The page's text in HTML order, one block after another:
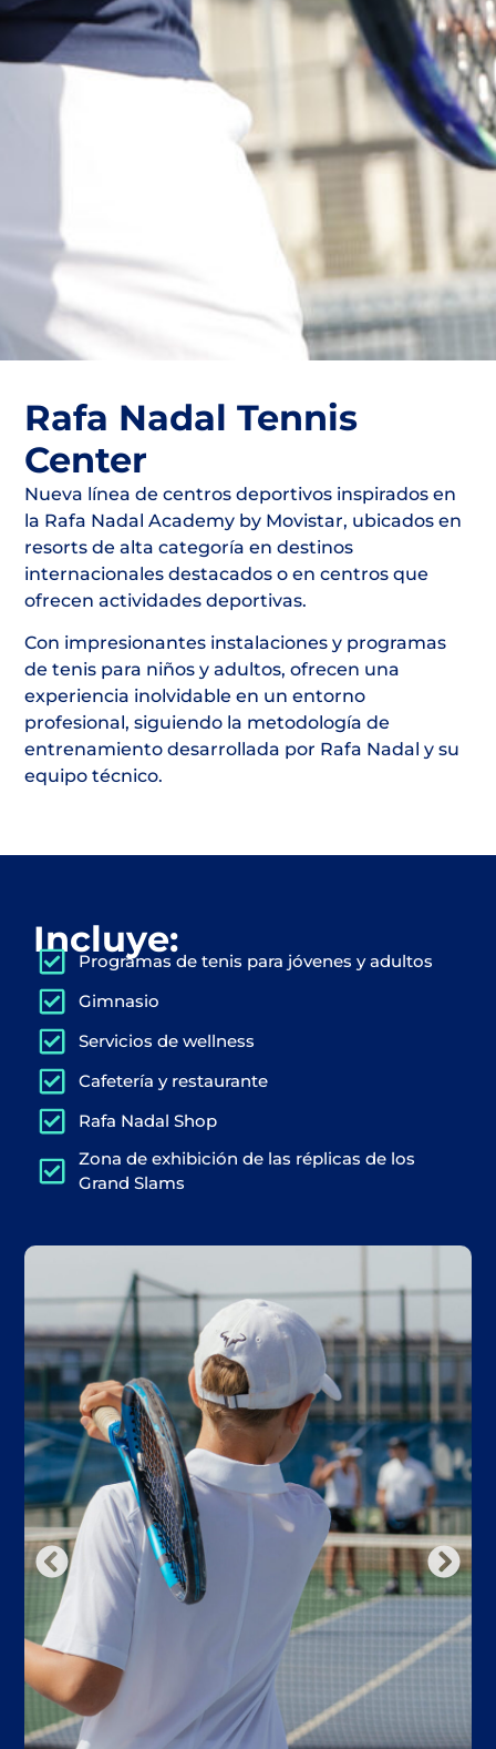
Rafa Nadal Tennis
Center
Nueva línea de centros deportivos inspirados en
la Rafa Nadal Academy by Movistar, ubicados en
resorts de alta categoría en destinos
internacionales destacados o en centros que
ofrecen actividades deportivas.
Con impresionantes instalaciones y programas
de tenis para niños y adultos, ofrecen una
experiencia inolvidable en un entorno
profesional, siguiendo la metodología de
entrenamiento desarrollada por Rafa Nadal y su
equipo técnico.
Incluye:
Programas de tenis para jóvenes y adultos
Gimnasio
Servicios de wellness
Cafetería y restaurante
Rafa Nadal Shop
Zona de exhibición de las réplicas de los
Grand Slams